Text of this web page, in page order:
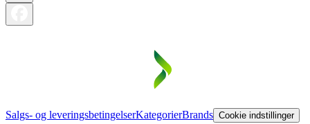
Salgs- og leveringsbetingelserKategorierBrands Cookie indstillinger